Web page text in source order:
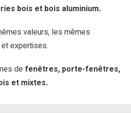
bois et bois aluminium.
valeurs, les mêmes
expertises.
de fenêtres, porte-fenêtres,
et mixtes.